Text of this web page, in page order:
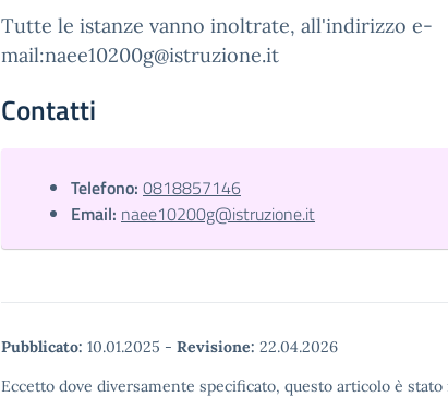
Tutte le istanze vanno inoltrate, all'indirizzo e-
mail:naee10200g@istruzione.it
Contatti
Telefono: 0818857146
Email: naee10200g@istruzione.it
Pubblicato: 10.01.2025 - Revisione: 22.04.2026
Eccetto dove diversamente specificato, questo articolo è